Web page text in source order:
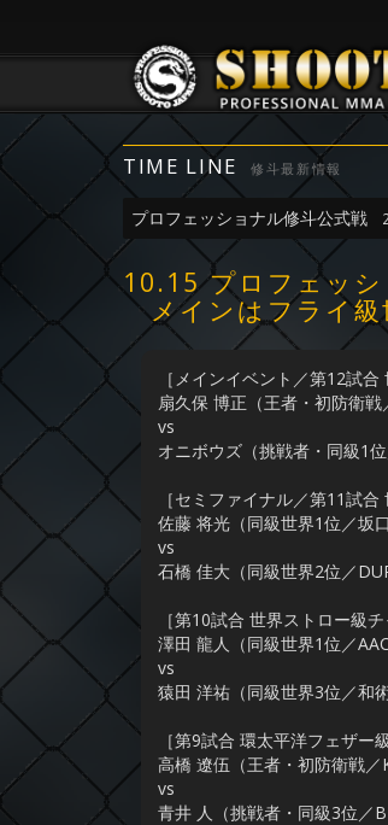
TIME LINE 修斗最新情報
プロフェッショナル修斗公式戦
10.15 プロフェッ
メインはフライ級
［メインイベント／第12試
扇久保 博正（王者・初防衛戦
vs
オニボウズ（挑戦者・同級1
［セミファイナル／第11試
佐藤 将光（同級世界1位／坂
vs
石橋 佳大（同級世界2位／
［第10試合 世界ストロー級
澤田 龍人（同級世界1位／
vs
猿田 洋祐（同級世界3位／和
［第9試合 環太平洋フェザー
高橋 遼伍（王者・初防衛戦／
vs
青井 人（挑戦者・同級3位／